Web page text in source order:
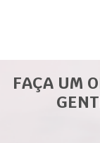
FAÇA UM